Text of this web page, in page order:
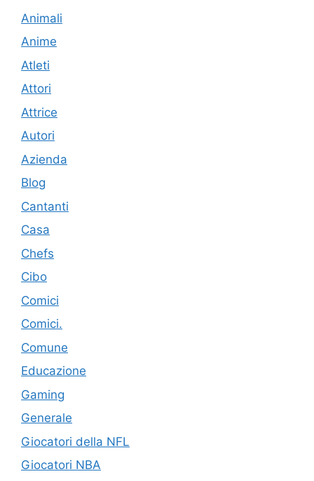
Animali
Anime
Atleti
Attori
Attrice
Autori
Azienda
Blog
Cantanti
Casa
Chefs
Cibo
Comici
Comici.
Comune
Educazione
Gaming
Generale
Giocatori della NFL
Giocatori NBA